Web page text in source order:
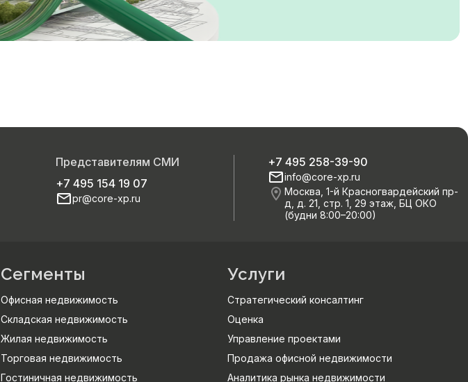
Представителям СМИ
+7 495 154 19 07
pr@core-xp.ru
+7 495 258-39-90
info@core-xp.ru
Москва, 1-й Красногвардейский пр-
д, д. 21, стр. 1, 29 этаж, БЦ ОКО
(будни 8:00–20:00)
Сегменты
Офисная недвижимость
Складская недвижимость
Жилая недвижимость
Торговая недвижимость
Гостиничная недвижимость
Услуги
Стратегический консалтинг
Оценка
Управление проектами
Продажа офисной недвижимости
Аналитика рынка недвижимости